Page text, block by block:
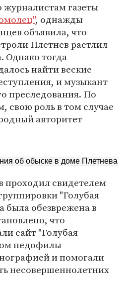
журналистам газеты
, однажды
объявила, что
Плетнев растлил
Однако тогда
найти веские
и музыкант
преследования. По
свою роль в том случае
авторитет
об обыске в доме Плетнева
проходил свидетелем
"Голубая
была обезврежена в
что
сайт "Голубая
педофилы
и помогали
несовершеннолетних